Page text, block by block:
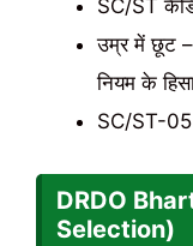
SC/ST
उम्र में छूट
नियम के
SC/ST-
DRDO
Selection)